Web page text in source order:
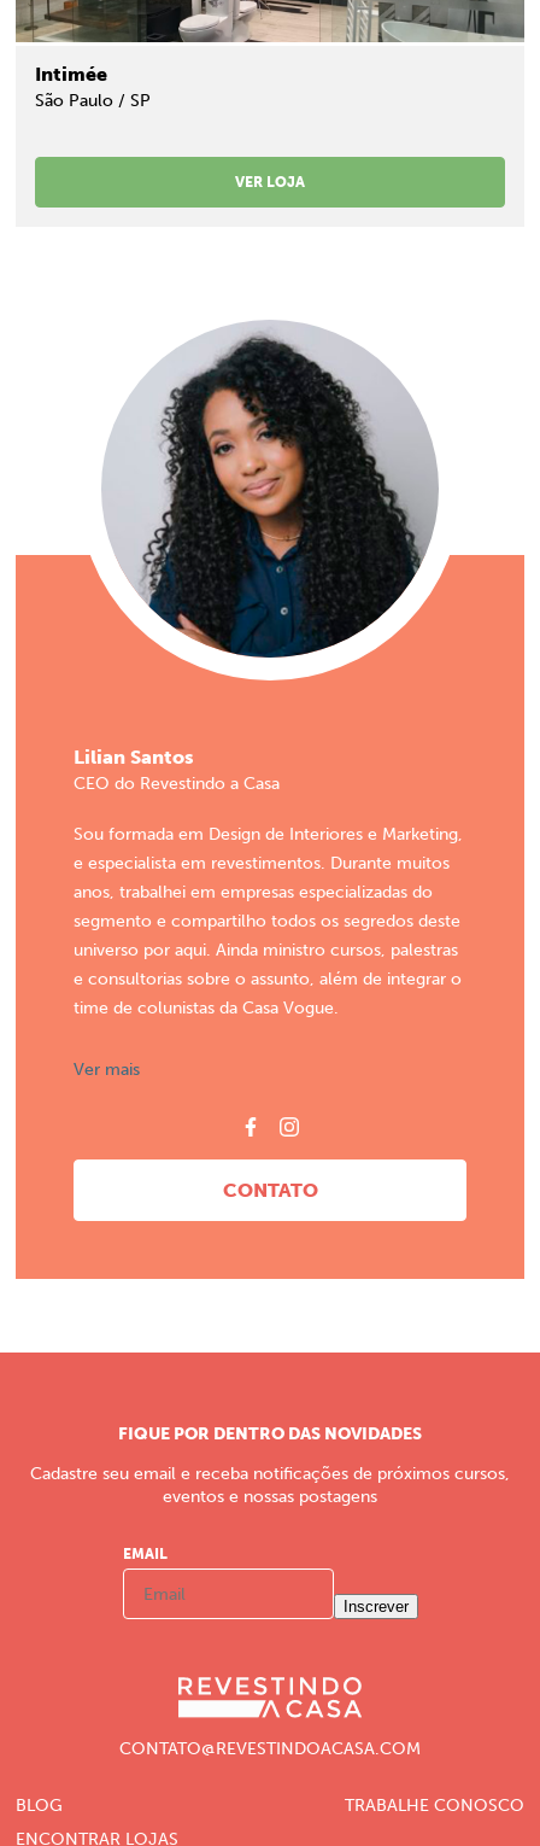
Intimée
São Paulo / SP
VER LOJA
Lilian Santos
CEO do Revestindo a Casa
Sou formada em Design de Interiores e Marketing,
e especialista em revestimentos. Durante muitos
anos, trabalhei em empresas especializadas do
segmento e compartilho todos os segredos deste
universo por aqui. Ainda ministro cursos, palestras
e consultorias sobre o assunto, além de integrar o
time de colunistas da Casa Vogue.
Ver mais
CONTATO
FIQUE POR DENTRO DAS NOVIDADES
Cadastre seu email e receba notificações de próximos cursos,
eventos e nossas postagens
EMAIL
Inscrever
CONTATO@REVESTINDOACASA.COM
BLOG
ENCONTRAR LOJAS
TRABALHE CONOSCO